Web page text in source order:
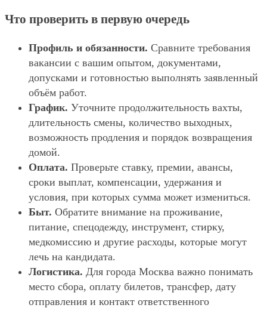
Что проверить в первую очередь
Профиль и обязанности. Сравните требования
вакансии с вашим опытом, документами,
допусками и готовностью выполнять заявленный
объём работ.
График. Уточните продолжительность вахты,
длительность смены, количество выходных,
возможность продления и порядок возвращения
домой.
Оплата. Проверьте ставку, премии, авансы,
сроки выплат, компенсации, удержания и
условия, при которых сумма может измениться.
Быт. Обратите внимание на проживание,
питание, спецодежду, инструмент, стирку,
медкомиссию и другие расходы, которые могут
лечь на кандидата.
Логистика. Для города Москва важно понимать
место сбора, оплату билетов, трансфер, дату
отправления и контакт ответственного